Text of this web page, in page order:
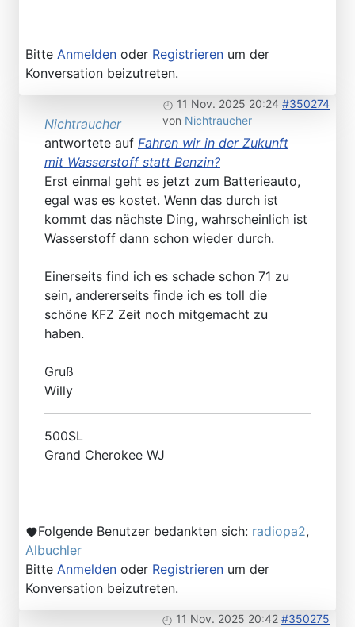
Bitte Anmelden oder Registrieren um der
Konversation beizutreten.
11 Nov. 2025 20:24 #350274
von Nichtraucher
Nichtraucher
antwortete auf Fahren wir in der Zukunft
mit Wasserstoff statt Benzin?
Erst einmal geht es jetzt zum Batterieauto,
egal was es kostet. Wenn das durch ist
kommt das nächste Ding, wahrscheinlich ist
Wasserstoff dann schon wieder durch.
Einerseits find ich es schade schon 71 zu
sein, andererseits finde ich es toll die
schöne KFZ Zeit noch mitgemacht zu
haben.
Gruß
Willy
500SL
Grand Cherokee WJ
Folgende Benutzer bedankten sich: radiopa2,
Albuchler
Bitte Anmelden oder Registrieren um der
Konversation beizutreten.
11 Nov. 2025 20:42 #350275